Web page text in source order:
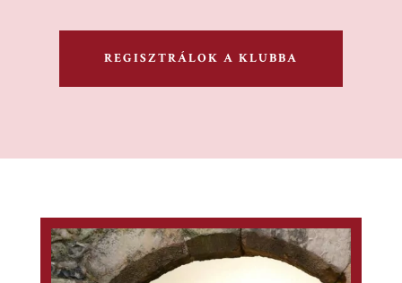
REGISZTRÁLOK A KLUBBA